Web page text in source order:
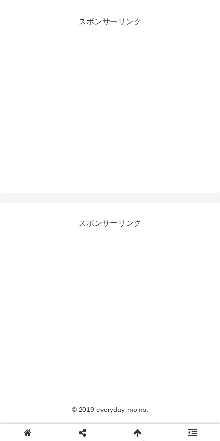
スポンサーリンク
スポンサーリンク
© 2019 everyday-moms.